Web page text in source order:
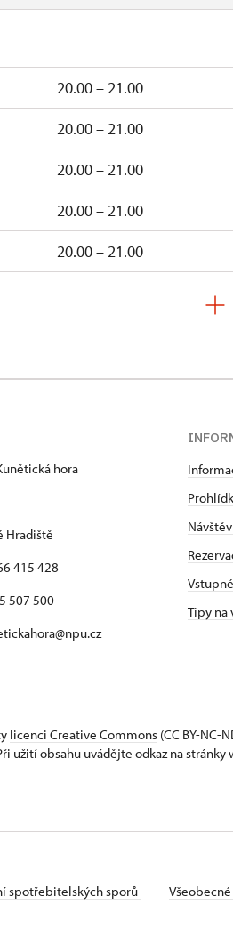
20.00 – 21.00
20.00 – 21.00
20.00 – 21.00
20.00 – 21.00
20.00 – 21.00
hora
Hradiště
415 428
507 500
Vstupné
Tipy na
licenci Creative Commons (CC BY-NC-
užití obsahu uvádějte odkaz na stránky
spotřebitelských sporů